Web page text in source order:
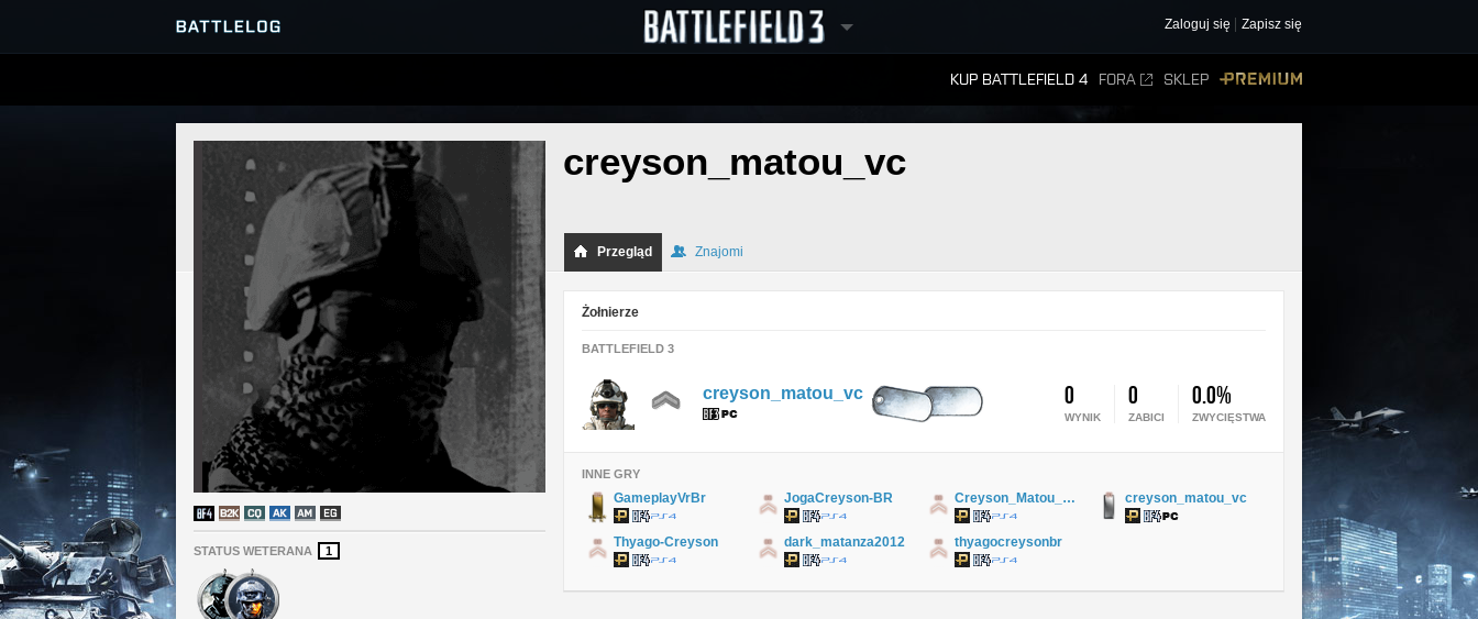
Zaloguj się Zapisz się
KUP BATTLEFIELD 4 FORA SKLEP
PRZEGLĄDARKA SERWERÓW
STATUS WETERANA 1
creyson_matou_vc
Przegląd Znajomi
Żołnierze
BATTLEFIELD 3
0 0 0.0%
WYNIK ZABICI ZWYCIĘSTWA
creyson_matou_vc
INNE GRY
GameplayVrBr JogaCreyson-BR Creyson_Matou_VC creyson_matou_vc
Thyago-Creyson dark_matanza2012 thyagocreysonbr